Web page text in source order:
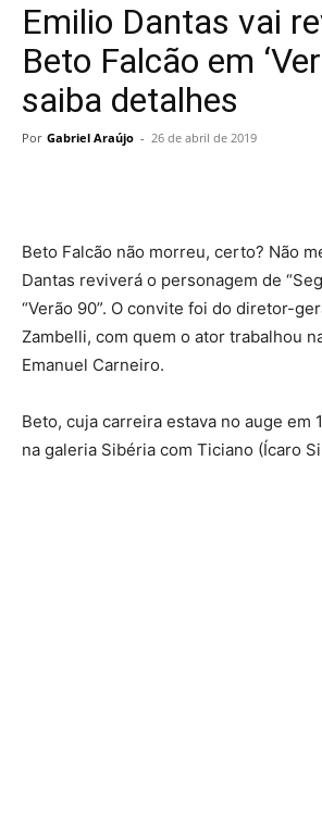
Emilio Dantas vai
Beto Falcão em
saiba detalhes
Por Gabriel Araújo - 26 de abril de 2019
Beto Falcão não morreu, certo? Não
Dantas reviverá o personagem de
“Verão 90”. O convite foi do diretor-
Zambelli, com quem o ator trabalhou
Emanuel Carneiro.
Beto, cuja carreira estava no auge em
na galeria Sibéria com Ticiano (Ícaro